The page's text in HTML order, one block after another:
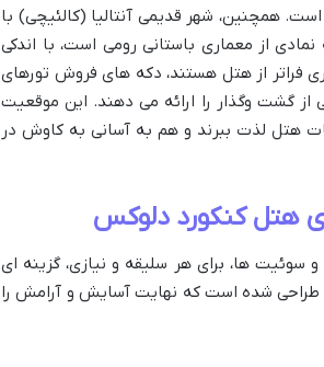
همچنین، شهر قدیمی آنتالیا (کالئیچی) با
از معماری باستانی رومی است، با اندکی
فراتر از هتل هستند، دکه های فروش تورهای
گشت وگذار را ارائه می دهند. این موقعیت
هتل لذت ببرند و هم به آسانی به کاوش در
هتل کنکورد دلوکس
سوئیت ها، برای هر سلیقه و نیازی، گزینه ای
۴۰۱ واحد اقامتی، به گونه ای طراحی شده است که نهایت آسایش و آرامش را